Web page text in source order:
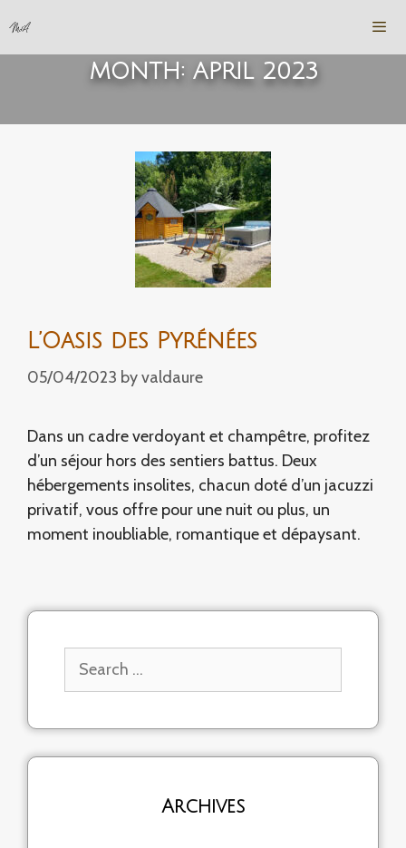
to
content
MONTH: APRIL 2023
L’Oasis des Pyrénées
05/04/2023 byvaldaure
Dans un cadre verdoyant et champêtre, profitez
d’un séjour hors des sentiers battus. Deux
hébergements insolites, chacun doté d’un jacuzzi
privatif, vous offre pour une nuit ou plus, un
moment inoubliable, romantique et dépaysant.
for:
Archives